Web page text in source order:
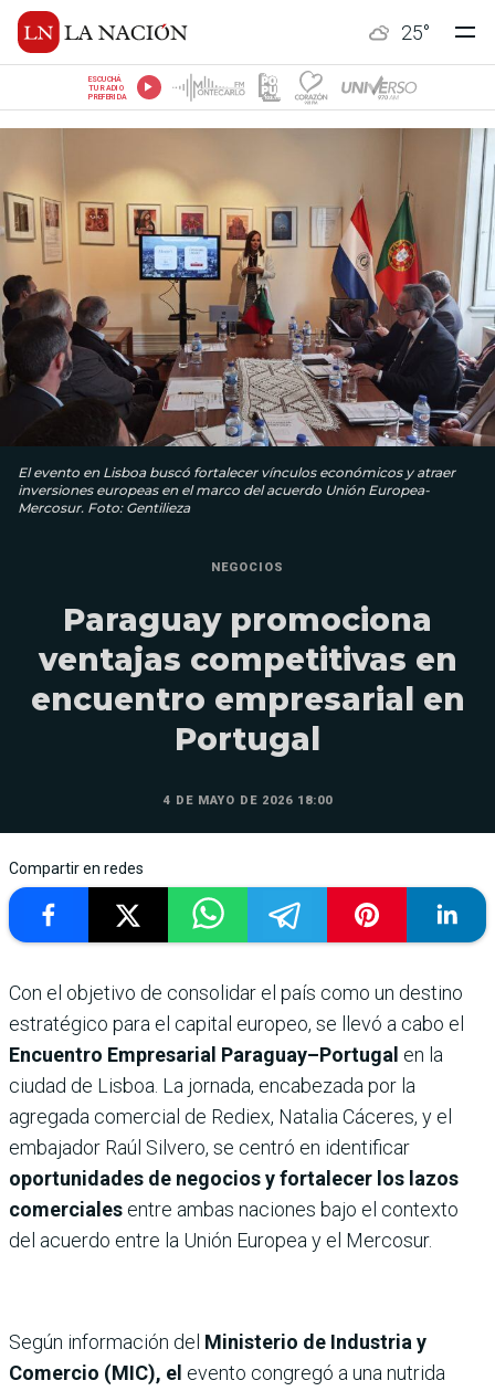
25°
ESCUCHÁ
TU RADIO
PREFERIDA
El evento en Lisboa buscó fortalecer vínculos económicos y atraer
inversiones europeas en el marco del acuerdo Unión Europea-
Mercosur. Foto: Gentilieza
NEGOCIOS
Paraguay promociona
ventajas competitivas en
encuentro empresarial en
Portugal
4 DE MAYO DE 2026 18:00
Compartir en redes
Con el objetivo de consolidar el país como un destino
estratégico para el capital europeo, se llevó a cabo el
Encuentro Empresarial Paraguay–Portugal en la
ciudad de Lisboa. La jornada, encabezada por la
agregada comercial de Rediex, Natalia Cáceres, y el
embajador Raúl Silvero, se centró en identificar
oportunidades de negocios y fortalecer los lazos
comerciales entre ambas naciones bajo el contexto
del acuerdo entre la Unión Europea y el Mercosur.
Según información del Ministerio de Industria y
Comercio (MIC), el evento congregó a una nutrida